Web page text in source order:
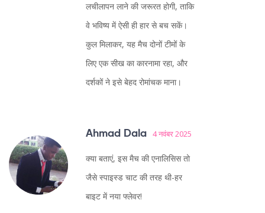
लचीलापन लाने की जरूरत होगी, ताकि
वे भविष्य में ऐसी ही हार से बच सकें।
कुल मिलाकर, यह मैच दोनों टीमों के
लिए एक सीख का कारनामा रहा, और
दर्शकों ने इसे बेहद रोमांचक माना।
Ahmad Dala 4 नवंबर 2025
क्या बताएं, इस मैच की एनालिसिस तो
जैसे स्पाइस्ड चाट की तरह थी-हर
बाइट में नया फ्लेवर!